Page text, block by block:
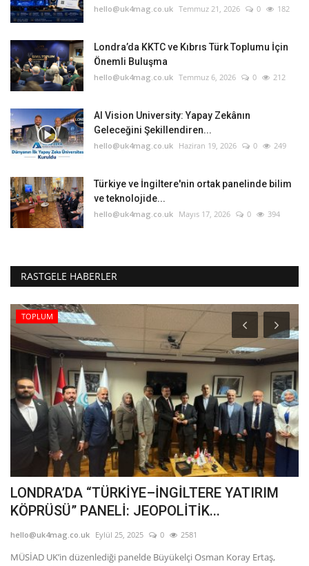
hello@uk4mag.co.uk Temmuz 21, 2026 0 182
Londra’da KKTC ve Kıbrıs Türk Toplumu İçin
Önemli Buluşma
hello@uk4mag.co.uk Temmuz 6, 2026 0 212
AI Vision University: Yapay Zekânın
Geleceğini Şekillendiren...
hello@uk4mag.co.uk Haziran 19, 2026 0 249
Türkiye ve İngiltere'nin ortak panelinde bilim
ve teknolojide...
hello@uk4mag.co.uk Mayıs 17, 2026 0 394
RASTGELE HABERLER
TOPLUM
LONDRA’DA “TÜRKİYE–İNGİLTERE YATIRIM
KÖPRÜSÜ” PANELİ: JEOPOLİTİK...
hello@uk4mag.co.uk Eylül 25, 2025 0 2581
MÜSİAD UK’in düzenlediği panelde Büyükelçi Osman Koray Ertaş,